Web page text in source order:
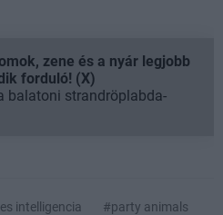
zene és a nyár legjobb
forduló! (X)
balatoni strandröplabda-
intelligencia
#party animals